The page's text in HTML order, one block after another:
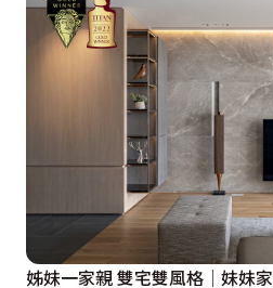
姊妹一家親 雙宅雙風格│妹妹家